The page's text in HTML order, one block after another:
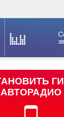
АВТОРАДИО